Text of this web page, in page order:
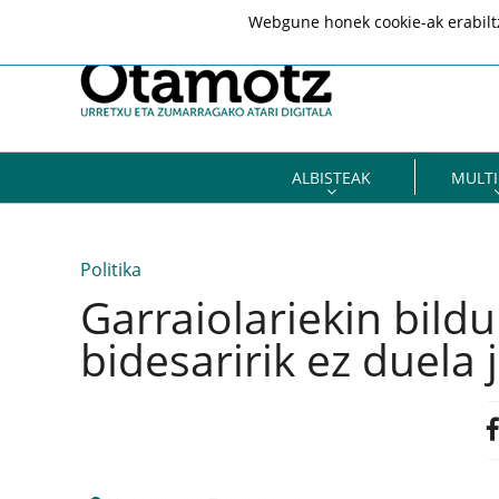
ALBISTEAK
Politika
Garraiolariekin
bidesaririk ez
Webgune honek cookie-ak